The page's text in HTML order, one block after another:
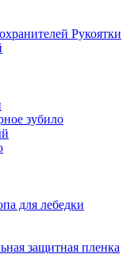
Рукоятки
зубило
для лебедки